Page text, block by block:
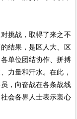
挑战，取得了来之不
结果，是区人大、区
单位团结协作、拼搏
力量和汗水。在此，
，向奋战在各条战线
会各界人士表示衷心